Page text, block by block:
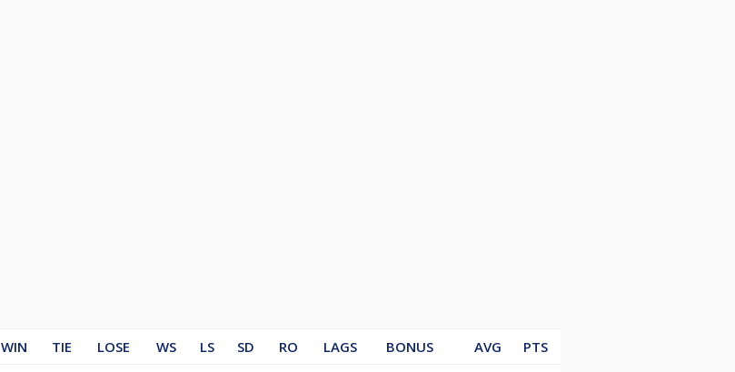
WIN TIE LOSE WS LS SD RO LAGS BONUS AVG
PTS